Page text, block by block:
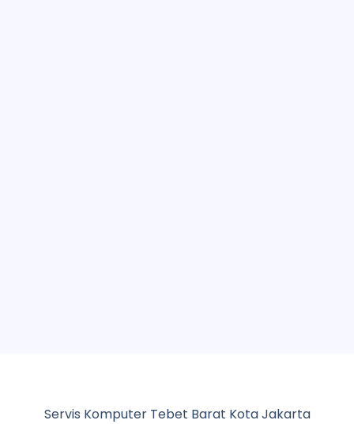
Servis Komputer Tebet Barat Kota Jakarta